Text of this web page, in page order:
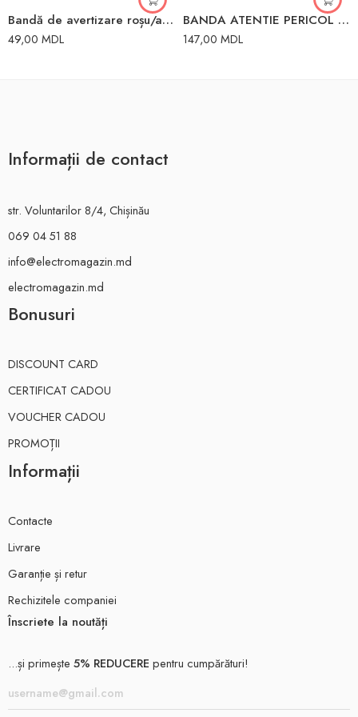
Bandă de avertizare roșu/alb 100mm Toya
49,00 MDL
BANDA ATENTIE PERICOL 150mm*100M
147,00 MDL
Informații de contact
str. Voluntarilor 8/4, Chișinău
069 04 51 88
info@electromagazin.md
electromagazin.md
Bonusuri
DISCOUNT CARD
CERTIFICAT CADOU
VOUCHER CADOU
PROMOȚII
Informații
Contacte
Livrare
Garanție și retur
Rechizitele companiei
Înscriete la noutăți
...și primește 5% REDUCERE pentru cumpărături!